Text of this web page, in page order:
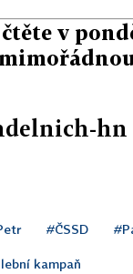
v
#ČSSD
kampaň